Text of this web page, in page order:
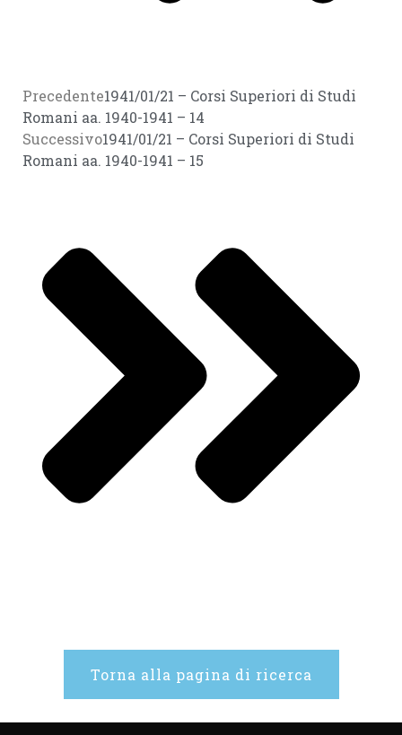
Precedente1941/01/21 – Corsi Superiori di Studi
Romani aa. 1940-1941 – 14
Successivo1941/01/21 – Corsi Superiori di Studi
Romani aa. 1940-1941 – 15
Torna alla pagina di ricerca